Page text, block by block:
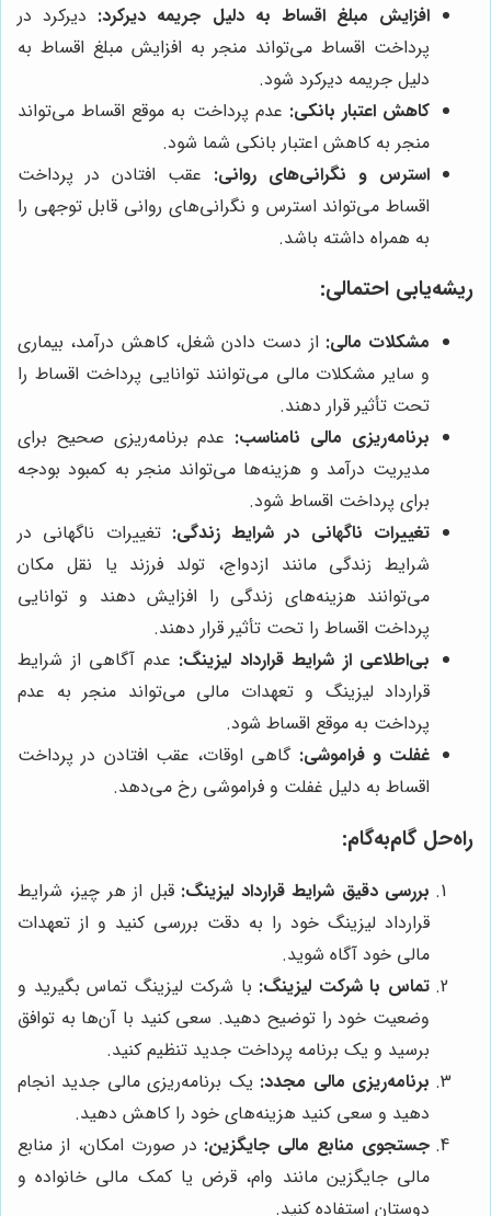
افزایش مبلغ اقساط به دلیل جریمه دیرکرد: دیرکرد در
پرداخت اقساط می‌تواند منجر به افزایش مبلغ اقساط به
دلیل جریمه دیرکرد شود.
کاهش اعتبار بانکی: عدم پرداخت به موقع اقساط می‌تواند
منجر به کاهش اعتبار بانکی شما شود.
استرس و نگرانی‌های روانی: عقب افتادن در پرداخت
اقساط می‌تواند استرس و نگرانی‌های روانی قابل توجهی را
به همراه داشته باشد.
ریشه‌یابی احتمالی:
مشکلات مالی: از دست دادن شغل، کاهش درآمد، بیماری
و سایر مشکلات مالی می‌توانند توانایی پرداخت اقساط را
تحت تأثیر قرار دهند.
برنامه‌ریزی مالی نامناسب: عدم برنامه‌ریزی صحیح برای
مدیریت درآمد و هزینه‌ها می‌تواند منجر به کمبود بودجه
برای پرداخت اقساط شود.
تغییرات ناگهانی در شرایط زندگی: تغییرات ناگهانی در
شرایط زندگی مانند ازدواج، تولد فرزند یا نقل مکان
می‌توانند هزینه‌های زندگی را افزایش دهند و توانایی
پرداخت اقساط را تحت تأثیر قرار دهند.
بی‌اطلاعی از شرایط قرارداد لیزینگ: عدم آگاهی از شرایط
قرارداد لیزینگ و تعهدات مالی می‌تواند منجر به عدم
پرداخت به موقع اقساط شود.
غفلت و فراموشی: گاهی اوقات، عقب افتادن در پرداخت
اقساط به دلیل غفلت و فراموشی رخ می‌دهد.
راه‌حل گام‌به‌گام:
بررسی دقیق شرایط قرارداد لیزینگ: قبل از هر چیز، شرایط
قرارداد لیزینگ خود را به دقت بررسی کنید و از تعهدات
مالی خود آگاه شوید.
تماس با شرکت لیزینگ: با شرکت لیزینگ تماس بگیرید و
وضعیت خود را توضیح دهید. سعی کنید با آن‌ها به توافق
برسید و یک برنامه پرداخت جدید تنظیم کنید.
برنامه‌ریزی مالی مجدد: یک برنامه‌ریزی مالی جدید انجام
دهید و سعی کنید هزینه‌های خود را کاهش دهید.
جستجوی منابع مالی جایگزین: در صورت امکان، از منابع
مالی جایگزین مانند وام، قرض یا کمک مالی خانواده و
دوستان استفاده کنید.